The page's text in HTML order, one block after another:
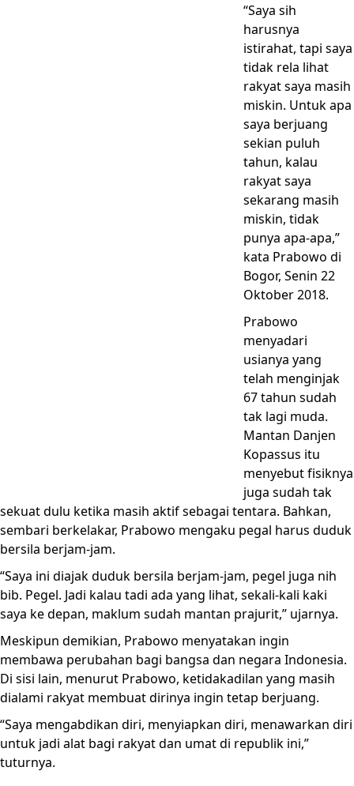
“Saya sih
harusnya
istirahat, tapi saya
tidak rela lihat
rakyat saya masih
miskin. Untuk apa
saya berjuang
sekian puluh
tahun, kalau
rakyat saya
sekarang masih
miskin, tidak
punya apa-apa,”
kata Prabowo di
Bogor, Senin 22
Oktober 2018.
Prabowo
menyadari
usianya yang
telah menginjak
67 tahun sudah
tak lagi muda.
Mantan Danjen
Kopassus itu
menyebut fisiknya
juga sudah tak
sekuat dulu ketika masih aktif sebagai tentara. Bahkan,
sembari berkelakar, Prabowo mengaku pegal harus duduk
bersila berjam-jam.
“Saya ini diajak duduk bersila berjam-jam, pegel juga nih
bib. Pegel. Jadi kalau tadi ada yang lihat, sekali-kali kaki
saya ke depan, maklum sudah mantan prajurit,” ujarnya.
Meskipun demikian, Prabowo menyatakan ingin
membawa perubahan bagi bangsa dan negara Indonesia.
Di sisi lain, menurut Prabowo, ketidakadilan yang masih
dialami rakyat membuat dirinya ingin tetap berjuang.
“Saya mengabdikan diri, menyiapkan diri, menawarkan diri
untuk jadi alat bagi rakyat dan umat di republik ini,”
tuturnya.